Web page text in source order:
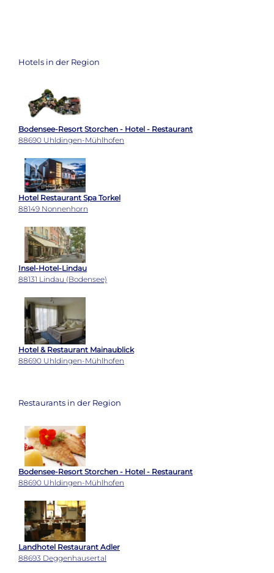
Hotels in der Region
Bodensee-Resort Storchen - Hotel - Restaurant
88690 Uhldingen-Mühlhofen
Hotel Restaurant Spa Torkel
88149 Nonnenhorn
Insel-Hotel-Lindau
88131 Lindau (Bodensee)
Hotel & Restaurant Mainaublick
88690 Uhldingen-Mühlhofen
Restaurants in der Region
Bodensee-Resort Storchen - Hotel - Restaurant
88690 Uhldingen-Mühlhofen
Landhotel Restaurant Adler
88693 Deggenhausertal